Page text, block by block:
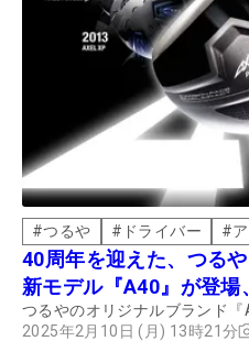
#つるや # ドライバー #
40周年を迎えた、つる
新モデル『A40』が登
つるやのオリジナルブランド『
2025年2月10日 (月) 13時21分